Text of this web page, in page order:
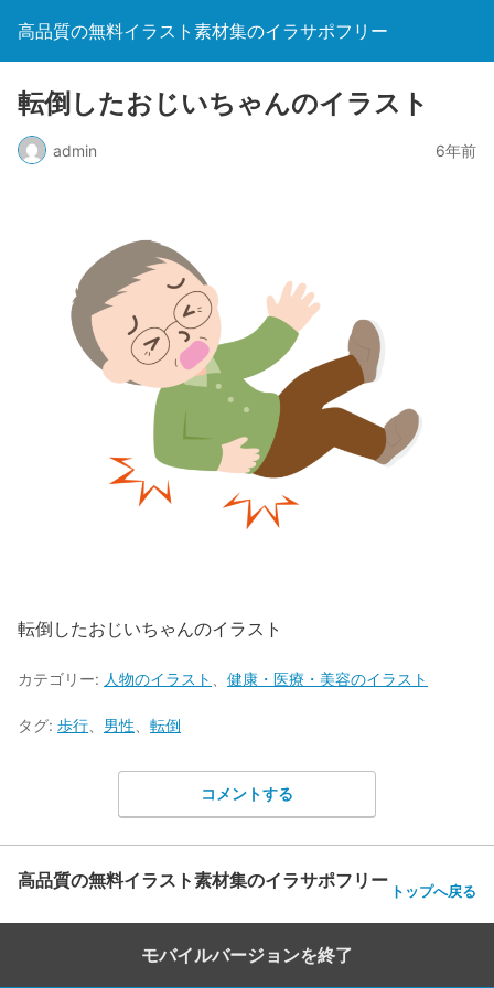
高品質の無料イラスト素材集のイラサポフリー
転倒したおじいちゃんのイラスト
admin 6年前
転倒したおじいちゃんのイラスト
カテゴリー: 人物のイラスト 健康・医療・美容のイラスト
タグ: 歩行 男性 転倒
コメントする
高品質の無料イラスト素材集のイラサポフリー トップへ戻る
モバイルバージョンを終了